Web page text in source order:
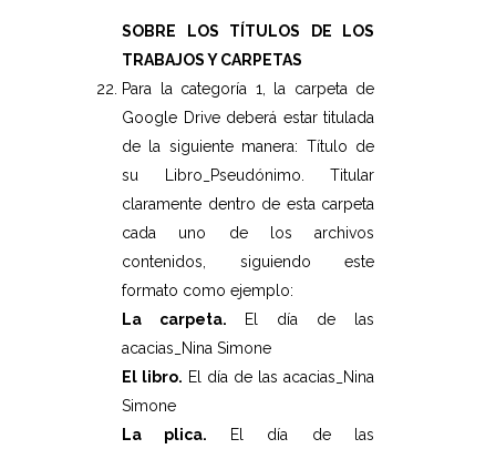
SOBRE LOS TÍTULOS DE LOS
TRABAJOS Y CARPETAS
Para la categoría 1, la carpeta de
Google Drive deberá estar titulada
de la siguiente manera: Título de
su Libro_Pseudónimo. Titular
claramente dentro de esta carpeta
cada uno de los archivos
contenidos, siguiendo este
formato como ejemplo:
La carpeta.
El día de las
acacias_Nina Simone
El libro. El día de las acacias_Nina
Simone
La plica.
El día de las